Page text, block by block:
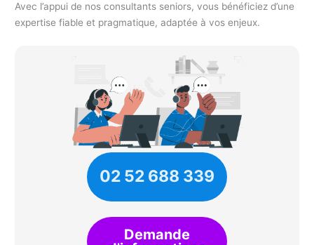
Avec l’appui de nos consultants seniors, vous bénéficiez d’une
expertise fiable et pragmatique, adaptée à vos enjeux.
02 52 688 339
Demande